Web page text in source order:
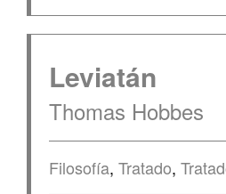
Leviatán
Thomas Hobbes
Filosofía, Tratado,